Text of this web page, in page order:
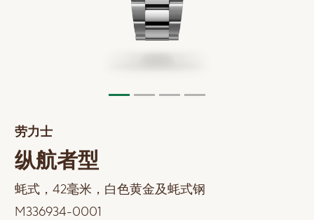
会员
登入
注册
会员尊享
劳力士
纵航者型
蚝式，42毫米，白色黄金及蚝式钢
M336934-0001